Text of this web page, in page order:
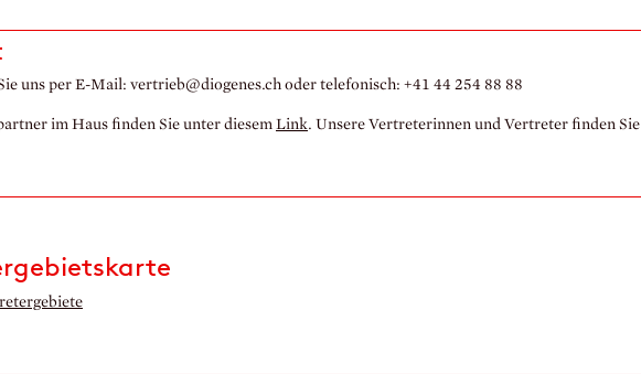
uns per E-Mail: vertrieb@diogenes.ch oder telefonisch: +41 44 254 88 88
im Haus finden Sie unter diesem Link. Unsere Vertreterinnen und Vertreter finden Sie